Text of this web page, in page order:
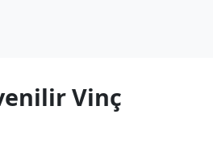
Vinç